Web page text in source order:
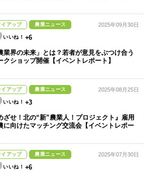
イアップ 農業ニュース
+6
2025年09月30日
業界の未来」とは？若者が意見をぶつけ合う
クショップ開催【イベントレポート】
イアップ 農業ニュース
+3
2025年08月25日
ざせ！北の“新”農業人！プロジェクト』雇用
に向けたマッチング交流会【イベントレポー
イアップ 農業ニュース
+6
2025年07月30日